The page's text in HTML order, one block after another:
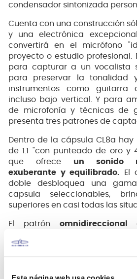
Esta página web usa cookies
condensador sintonizada
Cuenta con una construcción
y una electrónica
convertirá en el micrófono
proyecto o estudio profesional.
para capturar a un vocalista
para preservar la tonalidad
instrumentos como guitarra
incluso bajo vertical. Y para
de microfonía y técnicas de
presenta tres patrones de
Dentro de la cápsula CL8a
de 1.1 "con punteado de oro y
que ofrece un sonido
exuberante y equilibrado.
El
doble desbloquea una
capsula seleccionables,
superiores en casi todas las
El patrón omnidireccional
igualmente bien en todas las
coloración fuera del eje, lo